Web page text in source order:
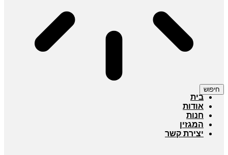
חיפוש
בית
אודות
חנות
המגזין
יצירת קשר